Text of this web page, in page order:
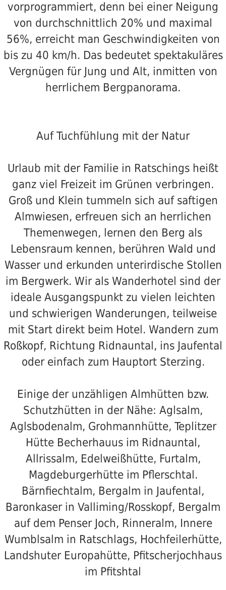
vorprogrammiert, denn bei einer Neigung
von durchschnittlich 20% und maximal
56%, erreicht man Geschwindigkeiten von
bis zu 40 km/h. Das bedeutet spektakuläres
Vergnügen für Jung und Alt, inmitten von
herrlichem Bergpanorama.
Auf Tuchfühlung mit der Natur
Urlaub mit der Familie in Ratschings heißt
ganz viel Freizeit im Grünen verbringen.
Groß und Klein tummeln sich auf saftigen
Almwiesen, erfreuen sich an herrlichen
Themenwegen, lernen den Berg als
Lebensraum kennen, berühren Wald und
Wasser und erkunden unterirdische Stollen
im Bergwerk. Wir als Wanderhotel sind der
ideale Ausgangspunkt zu vielen leichten
und schwierigen Wanderungen, teilweise
mit Start direkt beim Hotel. Wandern zum
Roßkopf, Richtung Ridnauntal, ins Jaufental
oder einfach zum Hauptort Sterzing.
Einige der unzähligen Almhütten bzw.
Schutzhütten in der Nähe: Aglsalm,
Aglsbodenalm, Grohmannhütte, Teplitzer
Hütte Becherhauus im Ridnauntal,
Allrissalm, Edelweißhütte, Furtalm,
Magdeburgerhütte im Pflerschtal.
Bärnfiechtalm, Bergalm in Jaufental,
Baronkaser in Valliming/Rosskopf, Bergalm
auf dem Penser Joch, Rinneralm, Innere
Wumblsalm in Ratschlags, Hochfeilerhütte,
Landshuter Europahütte, Pfitscherjochhaus
im Pfitshtal